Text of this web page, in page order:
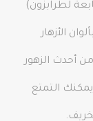
لطرابزون)
الأزهار
أحدث الزهور
التمتع